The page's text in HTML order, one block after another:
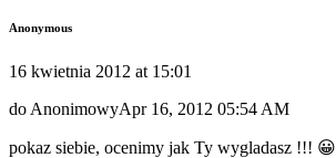
Anonymous
16 kwietnia 2012 at 15:01
do AnonimowyApr 16, 2012 05:54 AM
pokaz siebie, ocenimy jak Ty wygladasz !!! 😀